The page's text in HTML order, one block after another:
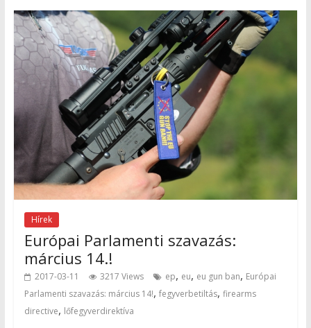
Hírek
Európai Parlamenti szavazás:
március 14.!
2017-03-11 3217 Views ep, eu, eu gun ban, Európai
Parlamenti szavazás: március 14!, fegyverbetiltás, firearms
directive, lőfegyverdirektíva